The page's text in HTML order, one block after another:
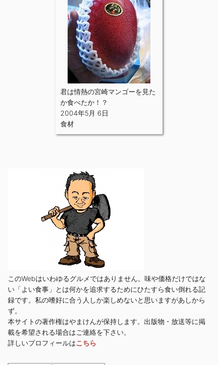
君は情熱の宮崎マンゴーを見た
か食べたか！？
2004年5月 6日
食材
このWebはいわゆるグルメではありません。味や価格だけではな
い「よい食事」とは何かを追求するためにひたすら食い倒れる記
録です。私の嗜好に合う人しか楽しめないと思いますがあしから
ず。
本サイトの著作権はやまけんが保持します。出版物・放送等に掲
載を希望される場合はご連絡を下さい。
詳しいプロフィールはこちら